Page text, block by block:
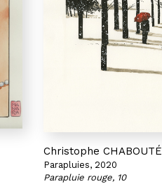
Christophe CHABOUTÉ
Parapluies, 2020
Parapluie rouge, 10